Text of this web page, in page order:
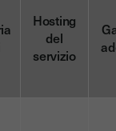
Hosting
del
servizio